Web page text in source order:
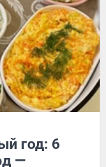
год: 6
—